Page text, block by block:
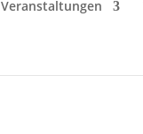
Veranstaltungen